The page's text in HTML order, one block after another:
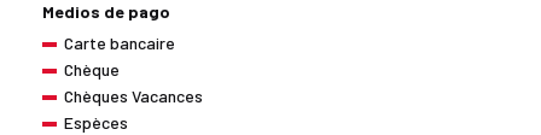
Medios de pago
Carte bancaire
Chèque
Chèques Vacances
Espèces